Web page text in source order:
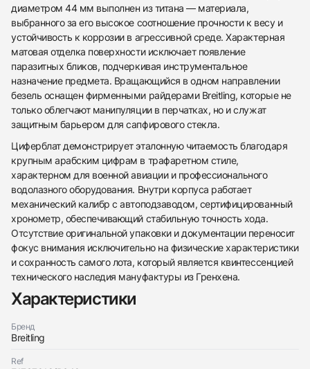
438
285
145
142
205
204
195
150
6
диаметром 44 мм выполнен из титана — материала,
выбранного за его высокое соотношение прочности к весу и
устойчивость к коррозии в агрессивной среде. Характерная
матовая отделка поверхности исключает появление
паразитных бликов, подчеркивая инструментальное
назначение предмета. Вращающийся в одном направлении
безель оснащен фирменными райдерами Breitling, которые не
только облегчают манипуляции в перчатках, но и служат
защитным барьером для сапфирового стекла.
Циферблат демонстрирует эталонную читаемость благодаря
крупным арабским цифрам в трафаретном стиле,
характерном для военной авиации и профессионального
водолазного оборудования. Внутри корпуса работает
механический калибр с автоподзаводом, сертифицированный
хронометр, обеспечивающий стабильную точность хода.
Отсутствие оригинальной упаковки и документации переносит
фокус внимания исключительно на физические характеристики
и сохранность самого лота, который является квинтессенцией
технического наследия мануфактуры из Гренхена.
Характеристики
Бренд
Breitling
Ref
Заказать эти часы
Оставьте ваши контактные данные и мы свяжемся